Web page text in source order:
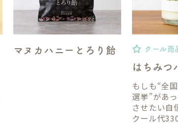
マヌカハニーとろり飴 クール商
はちみつ
もしも“全
選挙”があ
させたい自
クール代